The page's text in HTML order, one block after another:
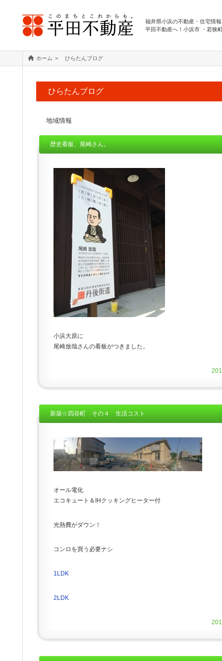
福井県小浜の不動産・住宅情
平田不動産へ！小浜市 ・若狭
ホーム ひらたんブログ
ひらたんブログ
地域情報
歴史看板、尾崎さん。
小浜大原に
尾崎放哉さんの看板がつきました。
新築☆四谷町 その４ 生活コスト
オール電化
エコキュート＆IHクッキングヒーター付
光熱費がダウン！
コンロを買う必要ナシ
1LDK
2LDK